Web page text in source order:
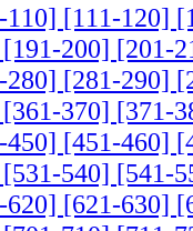
110] [111-120]
[191-200] [201-
280] [281-290]
[361-370] [371-
450] [451-460]
[531-540] [541-
620] [621-630]